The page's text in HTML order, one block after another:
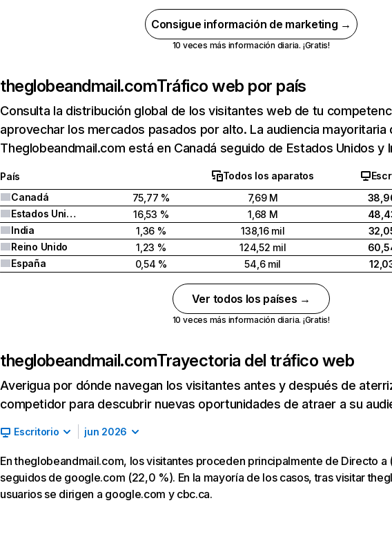
Consigue información de marketing →
10 veces más información diaria. ¡Gratis!
theglobeandmail.comTráfico web por país
Consulta la distribución global de los visitantes web de tu
aprovechar los mercados pasados por alto. La audiencia mayoritaria
Theglobeandmail.com está en Canadá seguido de Estados Unidos y
País Todos los aparatos
Canadá
75,77 % 7,69 M
Estados Unidos
16,53 % 1,68 M
India
1,36 % 138,16 mil
Reino Unido
1,23 % 124,52 mil
España
0,54 % 54,6 mil
Ver todos los países →
10 veces más información diaria. ¡Gratis!
theglobeandmail.comTrayectoria del tráfico web
Averigua por dónde navegan los visitantes antes y después de
competidor para descubrir nuevas oportunidades de atraer a su
Escritorio jun 2026
En theglobeandmail.com, los visitantes proceden principalmente de Directo
seguidos de google.com (22,0 %). En la mayoría de los casos, tras visitar
usuarios se dirigen a google.com y cbc.ca.